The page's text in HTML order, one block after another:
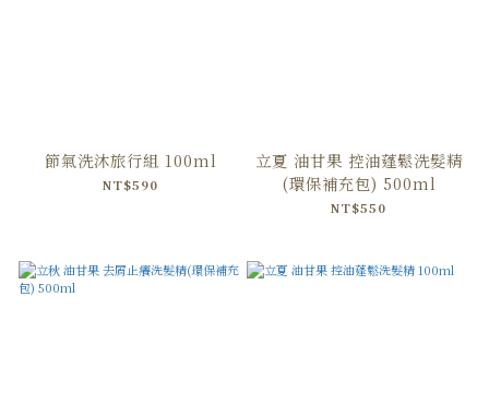
節氣洗沐旅行組 100ml
NT$590
立夏 油甘果 控油蓬鬆洗髮精
(環保補充包) 500ml
NT$550